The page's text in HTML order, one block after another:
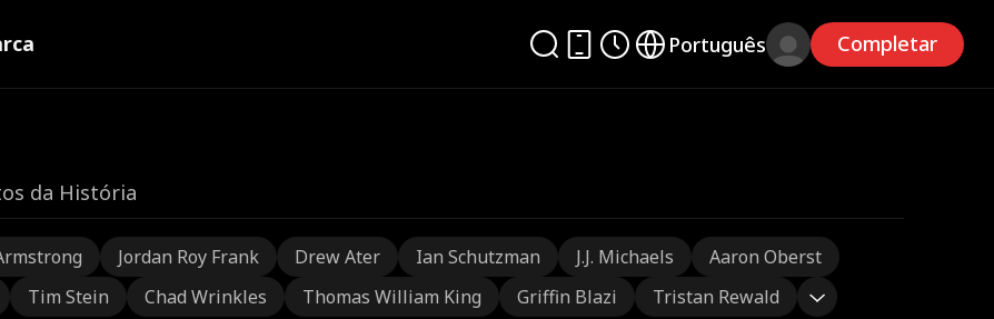
Português Completar
da História
Jordan Roy Frank Drew Ater Ian Schutzman J.J. Michaels
Aaron Oberst
Tim Stein Chad Wrinkles Thomas William King Griffin Blazi Tristan Rewald